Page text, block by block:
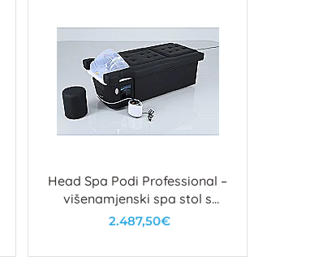
Head Spa Podi Professional –
višenamjenski spa stol s
kadicom za kosu i stopala
2.487,50€
U košaricu